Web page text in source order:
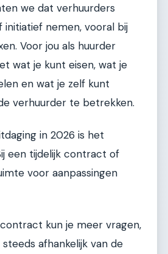
we dat verhuurders
initiatief nemen, vooral bij
Voor jou als huurder
wat je kunt eisen, wat je
en wat je zelf kunt
verhuurder te betrekken.
in 2026 is het
een tijdelijk contract of
voor aanpassingen
kun je meer vragen,
afhankelijk van de